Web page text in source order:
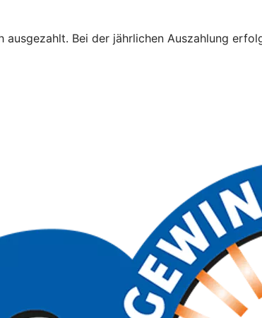
Bei der jährlichen Auszahlung